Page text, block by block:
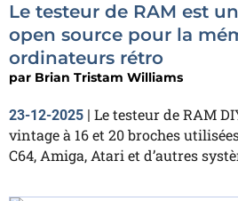
Le testeur de RAM est
open source pour la
ordinateurs rétro
par Brian Tristam Williams
23-12-2025 | Le testeur de RAM
vintage à 16 et 20 broches
C64, Amiga, Atari et d’autres